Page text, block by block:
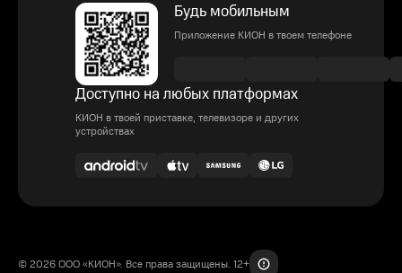
Будь мобильным
Приложение КИОН в твоем телефоне
Доступно на любых платформах
КИОН в твоей приставке, телевизоре и других
устройствах
© 2026 ООО «КИОН». Все права защищены. 12+